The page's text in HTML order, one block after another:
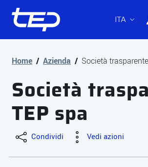
Tep - Trasporti pubblici ParmaITA
Home / Azienda / Società
Società
TEP spa
Condividi Vedi azioni